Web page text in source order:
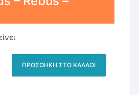
Κάρτες
ΠΡΟΣΘΉΚΗ ΣΤΟ ΚΑΛΆΘΙ